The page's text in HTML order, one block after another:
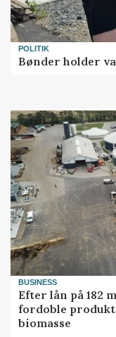
POLITIK
Bønder holder
BUSINESS
Efter lån på 182
fordoble
biomasse